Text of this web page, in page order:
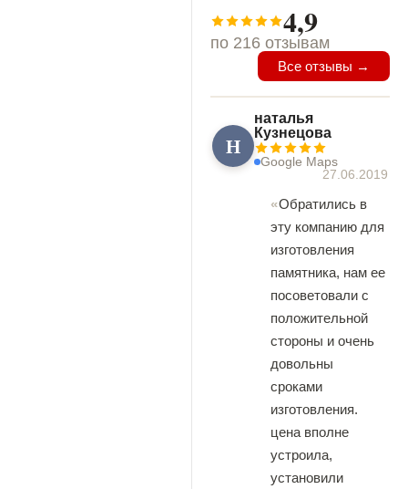
4,9
по 216 отзывам
Все отзывы →
Н
наталья
Кузнецова
Google Maps
27.06.2019
Обратились в
эту компанию для
изготовления
памятника, нам ее
посоветовали с
положительной
стороны и очень
довольны
сроками
изготовления.
цена вполне
устроила,
установили